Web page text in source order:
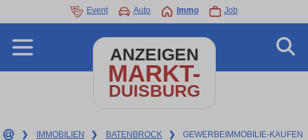
Event Auto Immo Job
ANZEIGEN
MARKT-
DUISBURG
❯ IMMOBILIEN ❯ BATENBROCK ❯ GEWERBEIMMOBILIE-KAUFEN